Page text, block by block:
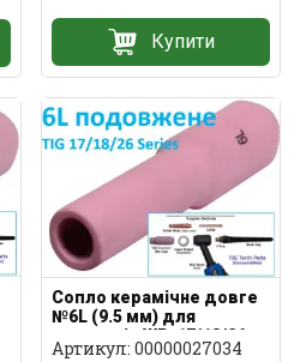
Купити
Сопло керамічне довге
№6L (9.5 мм) для
пальників WP-17/18/26
Артикул: 00000027034